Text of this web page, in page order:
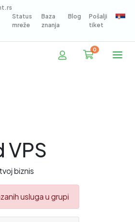
Status
mreže
Baza
znanja
Blog
Pošalji
tiket
0Korpa
VPS
biznis
usluga u grupi